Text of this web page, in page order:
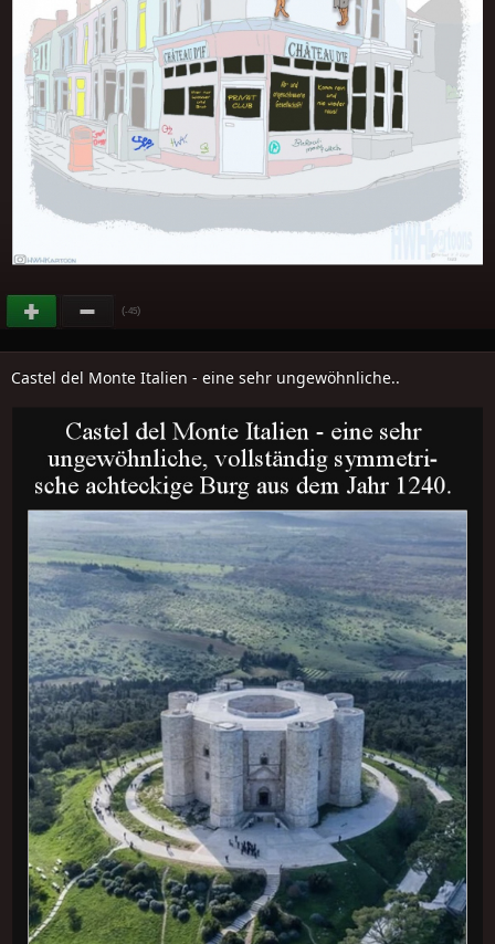
(-45)
Castel del Monte Italien - eine sehr ungewöhnliche..